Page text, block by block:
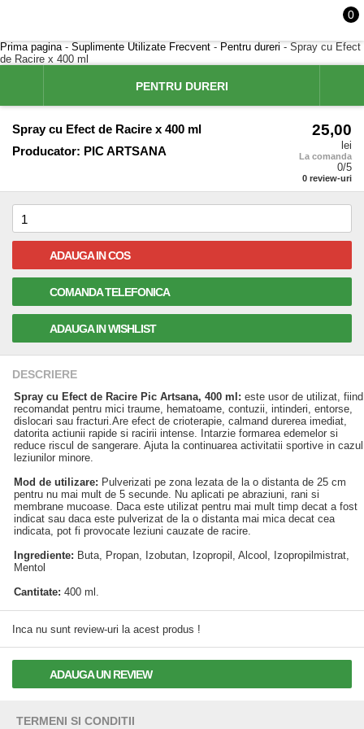
0
Prima pagina- Suplimente Utilizate Frecvent - Pentru dureri - Spray cu Efect
de Racire x 400 ml
PENTRU DURERI
Spray cu Efect de Racire x 400 ml
Producator: PIC ARTSANA
25,00
lei
La comanda
0/5
0 review-uri
ADAUGA IN COS
COMANDA TELEFONICA
ADAUGA IN WISHLIST
DESCRIERE
Spray cu Efect de Racire Pic Artsana, 400 ml: este usor de utilizat, fiind
recomandat pentru mici traume, hematoame, contuzii, intinderi, entorse,
dislocari sau fracturi.Are efect de crioterapie, calmand durerea imediat,
datorita actiunii rapide si racirii intense. Intarzie formarea edemelor si
reduce riscul de sangerare. Ajuta la continuarea activitatii sportive in cazul
leziunilor minore.
Mod de utilizare: Pulverizati pe zona lezata de la o distanta de 25 cm
pentru nu mai mult de 5 secunde. Nu aplicati pe abraziuni, rani si
membrane mucoase. Daca este utilizat pentru mai mult timp decat a fost
indicat sau daca este pulverizat de la o distanta mai mica decat cea
indicata, pot fi provocate leziuni cauzate de racire.
Ingrediente: Buta, Propan, Izobutan, Izopropil, Alcool, Izopropilmistrat,
Mentol
Cantitate: 400 ml.
Inca nu sunt review-uri la acest produs !
ADAUGA UN REVIEW
TERMENI SI CONDITII